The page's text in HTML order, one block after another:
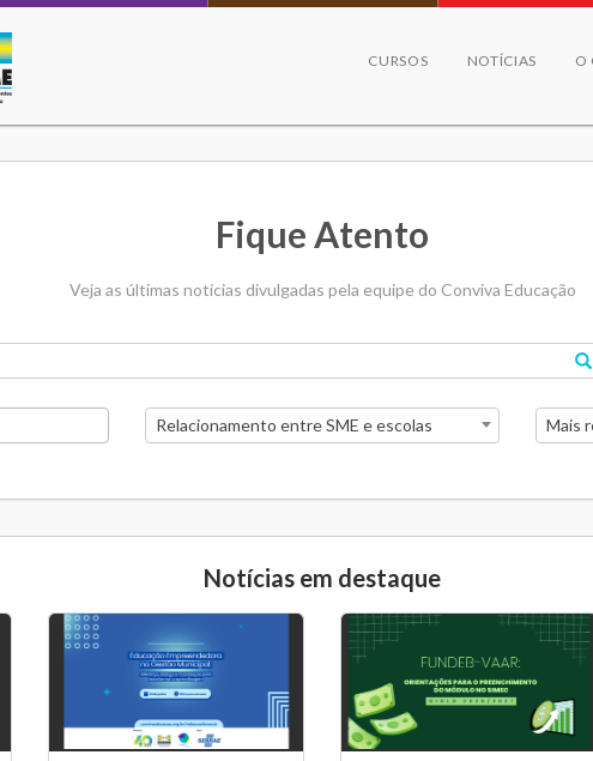
CURSOS NOTÍCIAS O
Fique Atento
Veja as últimas notícias divulgadas pela equipe do Conviva Educação
Relacionamento entre SME e escolas Mais
Notícias em destaque